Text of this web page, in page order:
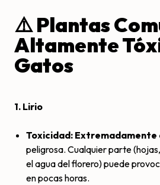
⚠️ Plantas
Altamente
Gatos
1. Lirio
Toxicidad: Extremadamente
peligrosa. Cualquier parte
el agua del florero) puede
en pocas horas.